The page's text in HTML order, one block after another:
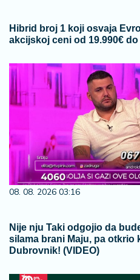
Hibrid broj 1 koji osvaja
akcijskoj ceni od 19.990€ do
08. 08. 2026 03:16
Nije nju Taki odgojio da
silama brani Maju, pa otkrio
Dubrovnik! (VIDEO)